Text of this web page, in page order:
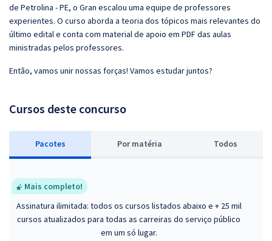
de Petrolina - PE, o Gran escalou uma equipe de professores
experientes. O curso aborda a teoria dos tópicos mais relevantes do
último edital e conta com material de apoio em PDF das aulas
ministradas pelos professores.
Então, vamos unir nossas forças! Vamos estudar juntos?
Cursos deste concurso
Pacotes Por matéria Todos
Mais completo!
Assinatura ilimitada: todos os cursos listados abaixo e + 25 mil
cursos atualizados para todas as carreiras do serviço público
em um só lugar.